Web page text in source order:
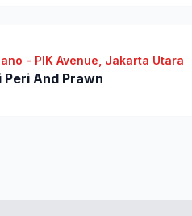
- PIK Avenue, Jakarta Utara
And Prawn